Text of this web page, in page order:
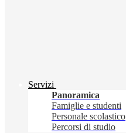
Servizi
Panoramica
Famiglie e studenti
Personale scolastico
Percorsi di studio